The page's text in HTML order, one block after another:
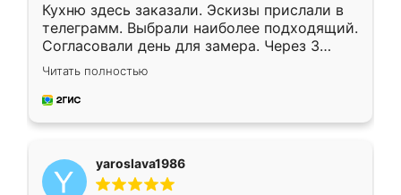
Кухню здесь заказали. Эскизы прислали в
телеграмм. Выбрали наиболее подходящий.
Согласовали день для замера. Через 3
недели кухня была уже готова. Остались
довольны работой. Спасибо Ренессанс
мебель за качественную работу!
Читать полностью
yaroslava1986